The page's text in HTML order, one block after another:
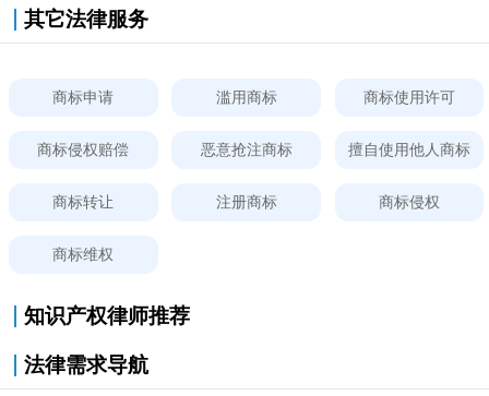
其它法律服务
商标申请 滥用商标 商标使用许可
商标侵权赔偿 恶意抢注商标 擅自使用他人商标
商标转让 注册商标 商标侵权
商标维权
知识产权律师推荐
法律需求导航